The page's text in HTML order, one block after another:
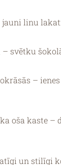
linu
svētku
–
oša kaste –
un stilīgi